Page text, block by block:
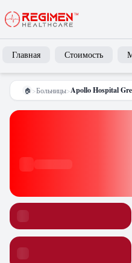
Главная Стоимость
🏠 >Больницы>Apollo Hospital